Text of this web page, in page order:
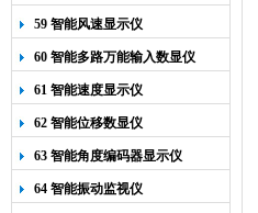
59 智能风速显示仪
60 智能多路万能输入数显仪
61 智能速度显示仪
62 智能位移数显仪
63 智能角度编码器显示仪
64 智能振动监视仪